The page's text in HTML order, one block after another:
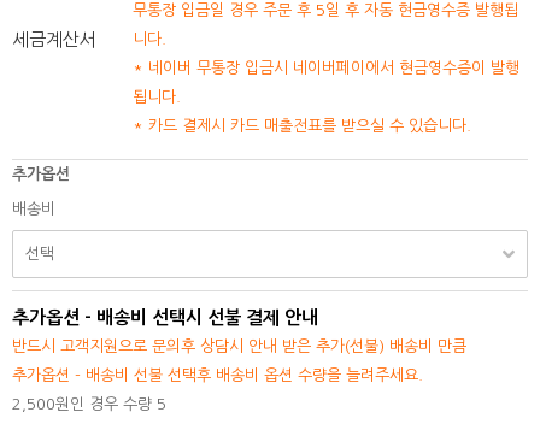
세금계산서
무통장 입금일 경우 주문 후 5일 후 자동 현금영수증 발행됩
니다.
* 네이버 무통장 입금시 네이버페이에서 현금영수증이 발행
됩니다.
* 카드 결제시 카드 매출전표를 받으실 수 있습니다.
추가옵션
배송비
추가옵션 - 배송비 선택시 선불 결제 안내
반드시 고객지원으로 문의후 상담시 안내 받은 추가(선불) 배송비 만큼
추가옵션 - 배송비 선불 선택후 배송비 옵션 수량을 늘려주세요.
2,500원인 경우 수량 5